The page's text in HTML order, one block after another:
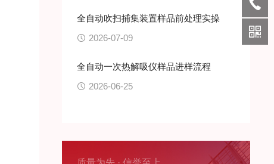
全自动吹扫捕集装置样品前处理实操
2026-07-09
全自动一次热解吸仪样品进样流程
2026-06-25